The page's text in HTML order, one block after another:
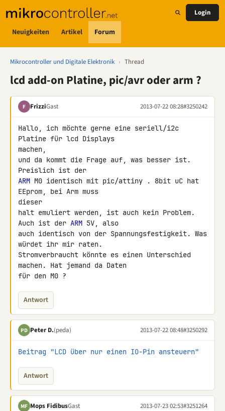
Neuigkeiten Artikel Forum
Login
Mikrocontroller und Digitale Elektronik › Thread
lcd add-on Platine, pic/avr oder arm ?
F FrizziGast 2013-07-22 08:28#3250242
Hallo, ich möchte gerne eine seriell/i2c
Platine für lcd Displays
machen,
und da kommt die Frage auf, was besser ist.
ARM M0 identisch mit pic/attiny . 8bit uC hat
EEprom, bei Arm muss
dieser
halt emuliert werden, ist auch kein Problem.
Auch ist der ARM 5V, also
auch identisch von der Spannungsfestigkeit. Was
würdet ihr mir raten.
Stromverbraucht könnte es einen Unterschied
machen. Hat jemand da Daten
für den M0 ?
Antwort
PD Peter D.(peda) 2013-07-22 08:48#3250292
Beitrag "LCD über nur einen IO-Pin ansteuern"
Antwort
MF Mops FidibusGast 2013-07-23 02:53#3251264